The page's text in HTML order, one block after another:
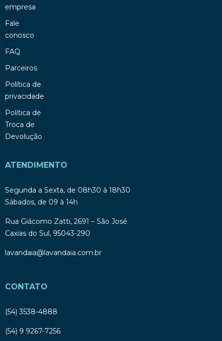
empresa
Fale
conosco
FAQ
Parceiros
Política de
privacidade
Política de
Troca de
Devolução
ATENDIMENTO
Segunda a Sexta, de 08h30 à 18h30
Sábados, de 09 à 14h
Rua Giácomo Zatti, 2691 – São José
Caxias do Sul, 95043-290
lavandaia@lavandaia.com.br
CONTATO
(54) 3538-4888
(54) 9 9267-7256